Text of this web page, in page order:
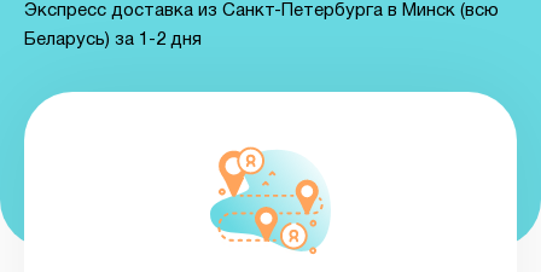
Экспресс доставка из Санкт-Петербурга в Минск (всю
Беларусь) за 1-2 дня